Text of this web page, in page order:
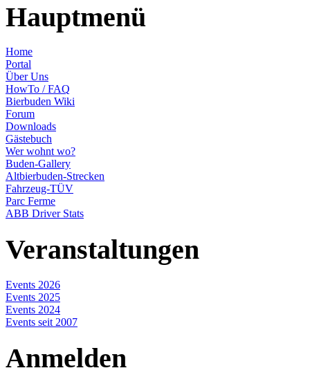
Hauptmenü
Home
Portal
Über Uns
HowTo / FAQ
Bierbuden Wiki
Forum
Downloads
Gästebuch
Wer wohnt wo?
Buden-Gallery
Altbierbuden-Strecken
Fahrzeug-TÜV
Parc Ferme
ABB Driver Stats
Veranstaltungen
Events 2026
Events 2025
Events 2024
Events seit 2007
Anmelden